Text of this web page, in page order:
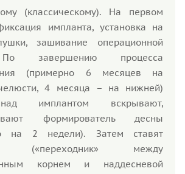
(классическому). На первом
импланта, установка на
зашивание операционной
завершению процесса
(примерно 6 месяцев на
4 месяца – на нижней)
имплантом вскрывают,
формирователь десны
на 2 недели). Затем ставят
(«переходник» между
корнем и наддесневой